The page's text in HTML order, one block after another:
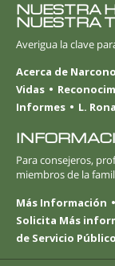
NUESTRA
NUESTRA
Averigua la clave
Acerca de
Vidas
Informes
L.
Para consejeros,
miembros de la
Más Información
Solicita Más
de Servicio Público